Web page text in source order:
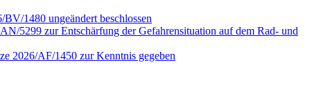
1480 ungeändert beschlossen
5299 zur Entschärfung der Gefahrensituation auf dem Rad- und
2026/AF/1450 zur Kenntnis gegeben